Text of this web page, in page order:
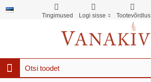
Tingimused Logi sisse Tootevõrdlus